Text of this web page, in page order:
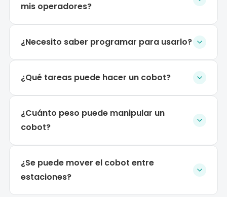
mis operadores?
¿Necesito saber programar para usarlo?
¿Qué tareas puede hacer un cobot?
¿Cuánto peso puede manipular un
cobot?
¿Se puede mover el cobot entre
estaciones?